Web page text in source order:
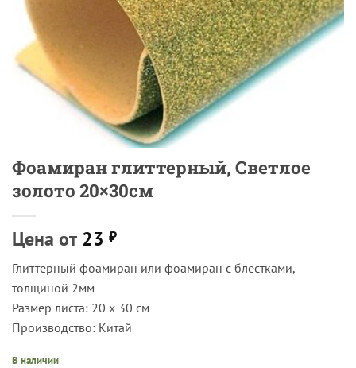
Фоамиран глиттерный, Светлое
золото 20×30см
Цена от 23 ₽
Глиттерный фоамиран или фоамиран с блестками,
толщиной 2мм
Размер листа: 20 х 30 см
Производство: Китай
В наличии